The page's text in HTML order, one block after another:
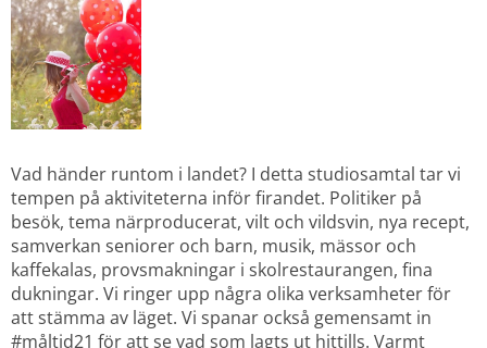
Vad händer runtom i landet? I detta studiosamtal tar vi
tempen på aktiviteterna inför firandet. Politiker på
besök, tema närproducerat, vilt och vildsvin, nya recept,
samverkan seniorer och barn, musik, mässor och
kaffekalas, provsmakningar i skolrestaurangen, fina
dukningar. Vi ringer upp några olika verksamheter för
att stämma av läget. Vi spanar också gemensamt in
#måltid21 för att se vad som lagts ut hittills. Varmt